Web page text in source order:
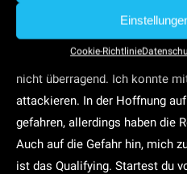
Cookie-Richtlinie
am Ende nicht zufrieden sein:
unspektakulärer Tag. Der Start
bin ich etwas
nicht überragend. Ich konnte
attackieren. In der Hoffnung
gefahren, allerdings haben die
Auch auf die Gefahr hin, mich
ist das Qualifying. Startest du